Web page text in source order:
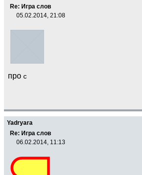
Re: Игра слов
05.02.2014, 21:08
про c
Yadryara
Re: Игра слов
06.02.2014, 11:13